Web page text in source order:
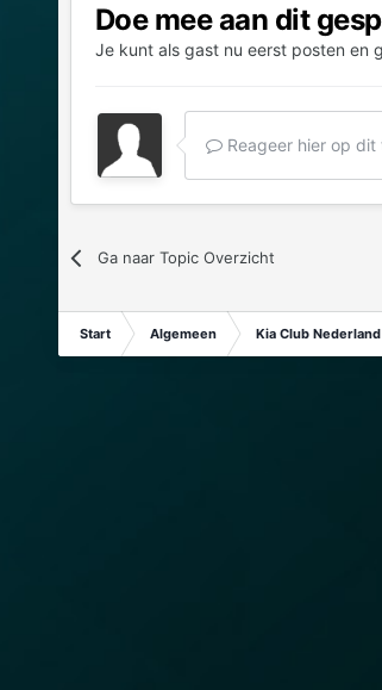
Doe mee aan dit
Je kunt als gast nu eerst posten en
Reageer hier op dit
Ga naar Topic Overzicht
Start Algemeen Kia Club